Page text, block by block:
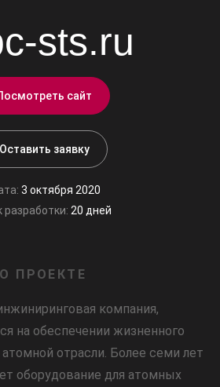
sts.ru
сайт
Оставить заявку
3 октября 2020
разработки: 20 дней
ПРОЕКТЕ
компания,
на обеспечении жизненного
отрасли. Более семи лет
оборудование для атомных